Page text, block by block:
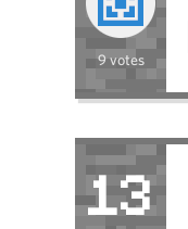
9 votes
13